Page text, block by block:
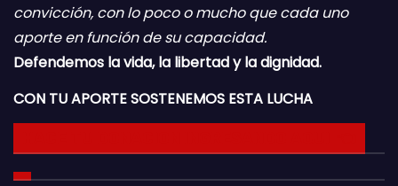
convicción, con lo poco o mucho que cada uno
aporte en función de su capacidad.
Defendemos la vida, la libertad y la dignidad.
CON TU APORTE SOSTENEMOS ESTA LUCHA